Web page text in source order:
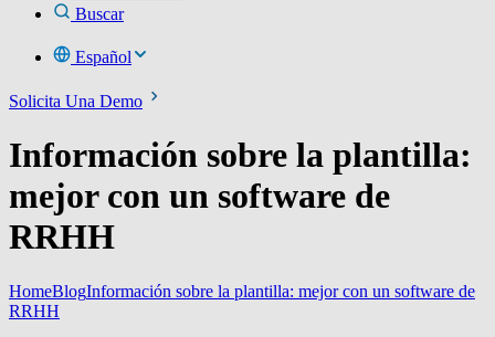
Buscar
Español
Solicita Una Demo
Información sobre la plantilla:
mejor con un software de
RRHH
HomeBlogInformación sobre la plantilla: mejor con un software de
RRHH